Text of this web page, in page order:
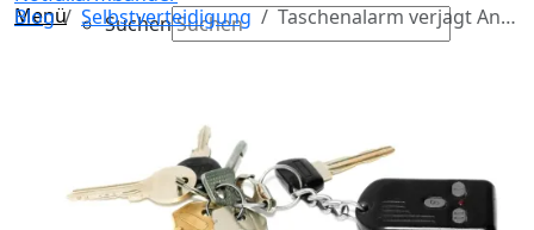
Menü
Suchen
Familie
Blog Selbstverteidigung Taschenalarm verjagt Angreifer – die Taschensirene mit 120 DB